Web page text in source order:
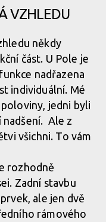
VZHLEDU
někdy
část. U Pole je
nadřazena
individuální. Mé
jedni byli
nadšení. Ale z
všichni. To vám
rozhodně
Zadní stavbu
ale jen dvě
rámového